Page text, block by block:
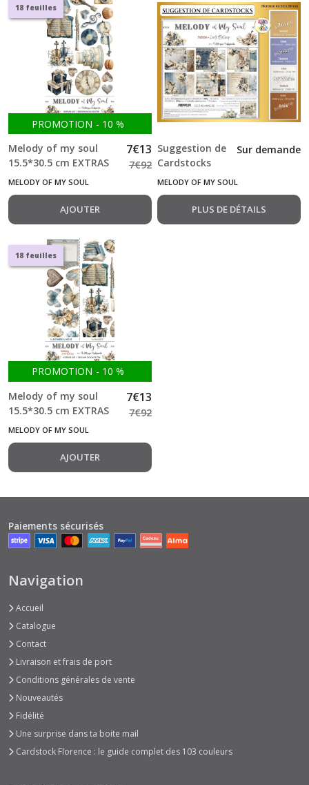
18 feuilles
PROMOTION - 10 %
Melody of my soul
15.5*30.5 cm EXTRAS
SET double Face Bloc
2*9 feuilles double +1
f Craft o Clock
7€13
7€92
MELODY OF MY SOUL
AJOUTER
Suggestion de
Cardstocks
Florence
Melody of my
Sur demande
MELODY OF MY SOUL
PLUS DE DÉTAILS
18 feuilles
PROMOTION - 10 %
Melody of my soul
15.5*30.5 cm EXTRAS
SET MIX double Face
double +1 f Craft o
Clock
7€13
7€92
MELODY OF MY SOUL
AJOUTER
Melody
of
my
soul
(9)
Oh,
Girl
!
(2)
Christmas
Silver
Screen
Magic
(9)
Summer
Adventures
(9)
Timeless
Grace
(7)
Afficher
Paiements sécurisés
Navigation
Accueil
Catalogue
Contact
Livraison et frais de port
Conditions générales de vente
Nouveautés
Fidélité
Une surprise dans ta boite mail
Cardstock Florence : le guide complet des 103 couleurs